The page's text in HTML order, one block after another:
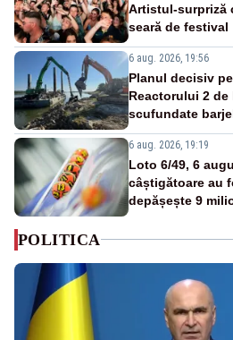
Artistul-surpriză
seară de festival
6 aug. 2026, 19:56
Planul decisiv
Reactorului 2 de
scufundate
6 aug. 2026, 19:19
Loto 6/49, 6
câștigătoare au
depășește 9
POLITICA